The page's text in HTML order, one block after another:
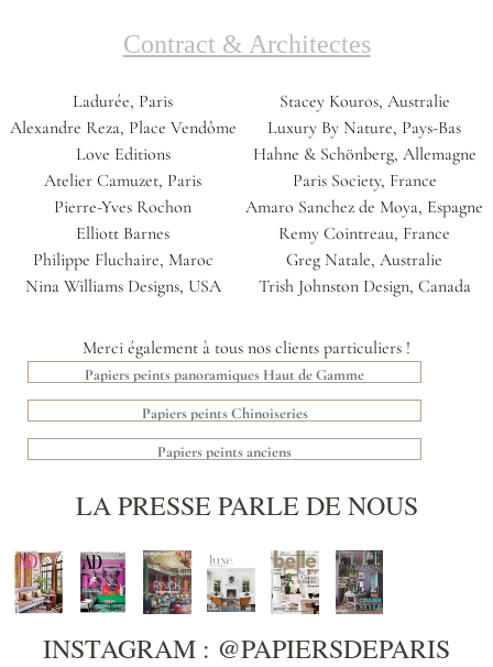
Contract & Architectes
Ladurée, Paris
Alexandre Reza, Place Vendôme
Love Editions
Atelier Camuzet, Paris
Pierre-Yves Rochon
Elliott Barnes
Philippe Fluchaire, Maroc
Nina Williams Designs, USA
Stacey Kouros, Australie
Luxury By Nature, Pays-Bas
Hahne & Schönberg, Allemagne
Paris Society, France
Amaro Sanchez de Moya, Espagne
Remy Cointreau, France
Greg Natale, Australie
Trish Johnston Design, Canada
Merci également à tous nos clients particuliers !
Papiers peints panoramiques Haut de Gamme
Papiers peints Chinoiseries
Papiers peints anciens
LA PRESSE PARLE DE NOUS
INSTAGRAM : @PAPIERSDEPARIS